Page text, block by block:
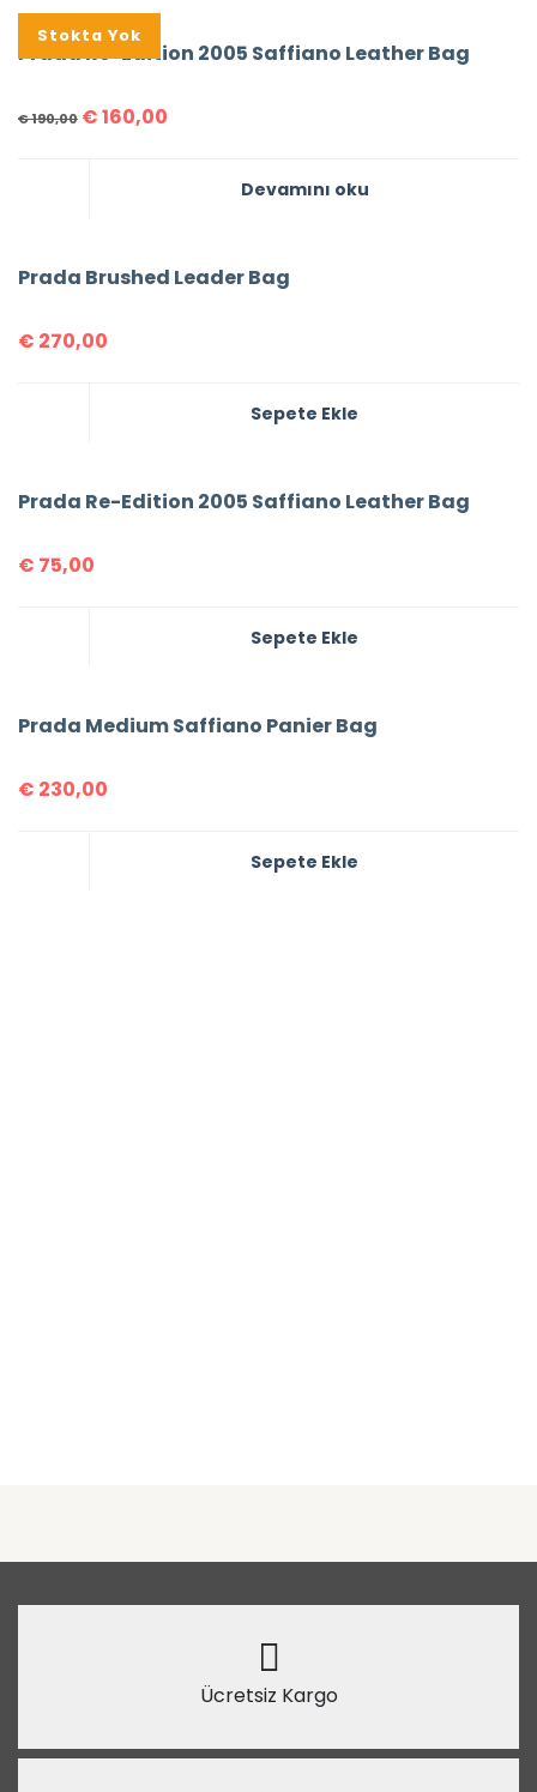
%16
Stokta Yok
Prada Re-Edition 2005 Saffiano Leather Bag
€190,00 €160,00
Devamını oku
Prada Brushed Leader Bag
€ 270,00
Sepete Ekle
Prada Re-Edition 2005 Saffiano Leather Bag
€ 75,00
Sepete Ekle
Prada Medium Saffiano Panier Bag
€ 230,00
Sepete Ekle
Ücretsiz Kargo